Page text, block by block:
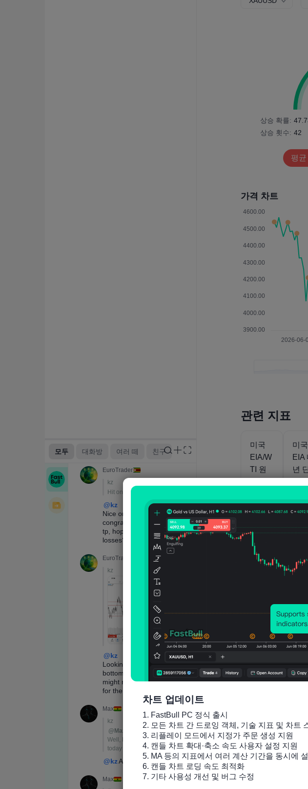
상승 확률:
상승 횟수: 42
평
가격 차트
관련 지표
미국
EIA/W
TI 원
가격
(4월)
움직임
41.12 2020-
04-07
미국
EIA
년
전망
움직
미국
간 연
료 에
생산량
1.126M
배럴/일
2026-
03-11
미국
EIA
연가
내재
입
피트
API 주
차트 업데이트
1. FastBull PC 정식 출시
2. 모든 차트 간 드로잉 객체, 기술 지표 및 차트
3. 리플레이 모드에서 지정가 주문 생성 지원
4. 캔들 차트 확대·축소 속도 사용자 설정 지원
5. MA 등의 지표에서 여러 계산 기간을 동시에
6. 캔들 차트 로딩 속도 최적화
7. 기타 사용성 개선 및 버그 수정